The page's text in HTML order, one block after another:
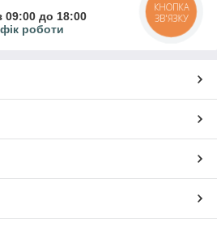
09:00 до 18:00
роботи
КНОПКА
ЗВ'ЯЗКУ